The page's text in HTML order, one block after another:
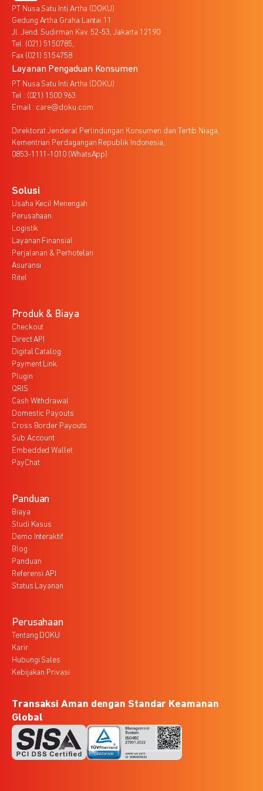
PT Nusa Satu Inti Artha (DOKU)
Gedung Artha Graha Lantai 11
Jl. Jend. Sudirman Kav. 52-53, Jakarta 12190
Tel. (021) 5150785,
Fax (021) 5154758
Layanan Pengaduan Konsumen
PT Nusa Satu Inti Artha (DOKU)
Tel : (021) 1500 963
Email : care@doku.com
Direktorat Jenderal Perlindungan Konsumen dan Tertib Niaga,
Kementrian Perdagangan Republik Indonesia,
0853-1111-1010 (WhatsApp)
Solusi
Usaha Kecil Menengah
Perusahaan
Logistik
Layanan Finansial
Perjalanan & Perhotelan
Asuransi
Ritel
Produk & Biaya
Checkout
Direct API
Digital Catalog
Payment Link
Plugin
QRIS
Cash Withdrawal
Domestic Payouts
Cross Border Payouts
Sub Account
Embedded Wallet
PayChat
Panduan
Biaya
Studi Kasus
Demo Interaktif
Blog
Panduan
Referensi API
Status Layanan
Perusahaan
Tentang DOKU
Karir
Hubungi Sales
Kebijakan Privasi
Transaksi Aman dengan Standar Keamanan
Global